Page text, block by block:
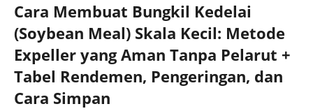
Cara Membuat Bungkil Kedelai
(Soybean Meal) Skala Kecil: Metode
Expeller yang Aman Tanpa Pelarut +
Tabel Rendemen, Pengeringan, dan
Cara Simpan